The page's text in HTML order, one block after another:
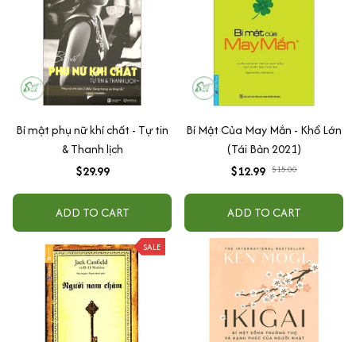
Bí mật phụ nữ khí chất - Tự tin
& Thanh lịch
$29.99
ADD TO CART
Bí Mật Của May Mắn - Khổ Lớn
(Tái Bản 2021)
$12.99 $15.00
ADD TO CART
SALE